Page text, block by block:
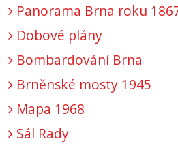
Panorama Brna roku
Dobové plány
Bombardování Brna
Brněnské mosty 1945
Mapa 1968
Sál Rady